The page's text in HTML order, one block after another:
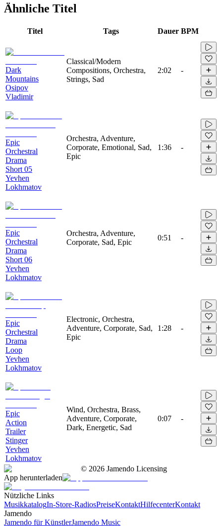
Ähnliche Titel
Titel Tags Dauer BPM
Dark
Mountains
Osipov
Vladimir
Classical/Modern
Compositions, Orchestra,
Strings, Sad
2:02 -
Epic
Orchestral
Drama
Short 05
Yevhen
Lokhmatov
Orchestra, Adventure,
Corporate, Emotional, Sad,
Epic
1:36 -
Epic
Orchestral
Drama
Short 06
Yevhen
Lokhmatov
Orchestra, Adventure,
Corporate, Sad, Epic
0:51 -
Epic
Orchestral
Drama
Loop
Yevhen
Lokhmatov
Electronic, Orchestra,
Adventure, Corporate, Sad,
Epic
1:28 -
Epic
Action
Trailer
Stinger
Yevhen
Lokhmatov
Wind, Orchestra, Brass,
Adventure, Corporate,
Dark, Energetic, Sad
0:07 -
© 2026 Jamendo Licensing
App herunterladen
Nützliche Links
MusikkatalogIn-Store-RadiosPreiseKontaktHilfecenterKontakt
Jamendo
Jamendo für KünstlerJamendo Music